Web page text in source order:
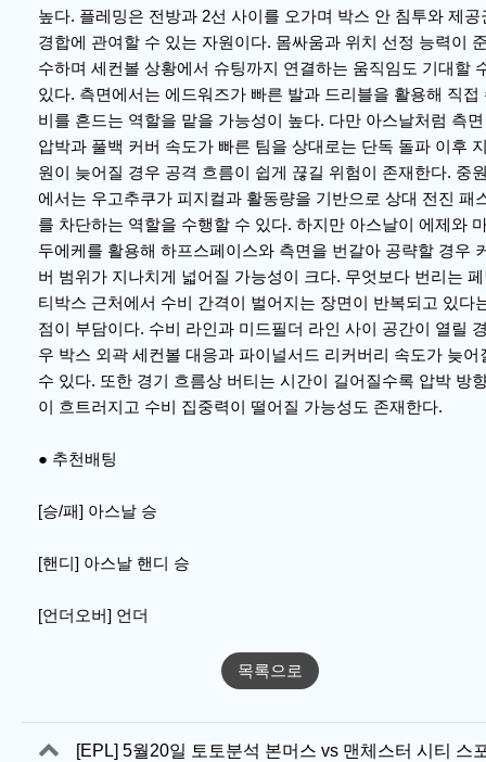
높다. 플레밍은 전방과 2선 사이를 오가며 박스 안 침투와 제공
경합에 관여할 수 있는 자원이다. 몸싸움과 위치 선정 능력이
수하며 세컨볼 상황에서 슈팅까지 연결하는 움직임도 기대할
있다. 측면에서는 에드워즈가 빠른 발과 드리블을 활용해 직접
비를 흔드는 역할을 맡을 가능성이 높다. 다만 아스날처럼 측면
압박과 풀백 커버 속도가 빠른 팀을 상대로는 단독 돌파 이후
원이 늦어질 경우 공격 흐름이 쉽게 끊길 위험이 존재한다. 중
에서는 우고추쿠가 피지컬과 활동량을 기반으로 상대 전진 패
를 차단하는 역할을 수행할 수 있다. 하지만 아스날이 에제와
두에케를 활용해 하프스페이스와 측면을 번갈아 공략할 경우
버 범위가 지나치게 넓어질 가능성이 크다. 무엇보다 번리는
티박스 근처에서 수비 간격이 벌어지는 장면이 반복되고 있다
점이 부담이다. 수비 라인과 미드필더 라인 사이 공간이 열릴
우 박스 외곽 세컨볼 대응과 파이널서드 리커버리 속도가 늦어
수 있다. 또한 경기 흐름상 버티는 시간이 길어질수록 압박 방
이 흐트러지고 수비 집중력이 떨어질 가능성도 존재한다.
● 추천배팅
[승/패] 아스날 승
[핸디] 아스날 핸디 승
[언더오버] 언더
목록으로
관련자료
[EPL] 5월20일 토토분석 본머스 vs 맨체스터 시티 스